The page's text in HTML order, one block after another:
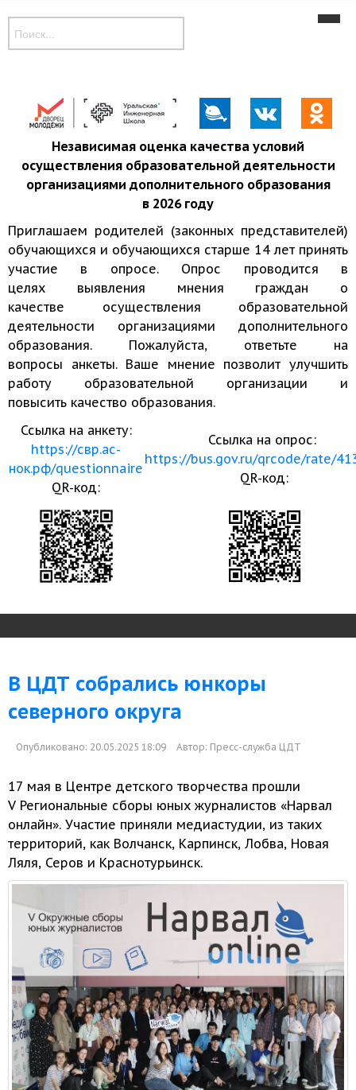
Независимая оценка качества условий
осуществления образовательной деятельности
организациями дополнительного образования
в 2026 году
Приглашаем родителей (законных представителей)
обучающихся и обучающихся старше 14 лет принять
участие в опросе. Опрос проводится в
целях выявления мнения граждан о
качестве осуществления образовательной
деятельности организациями дополнительного
образования. Пожалуйста, ответьте на
вопросы анкеты. Ваше мнение позволит улучшить
работу образовательной организации и
повысить качество образования.
Ссылка на анкету:
https://свр.ас-
нок.рф/questionnaire
QR-код:
Ссылка на опрос:
https://bus.gov.ru/qrcode/rate/
QR-код:
Наши объединения
Контакты
В ЦДТ собрались юнкоры
северного округа
Опубликовано: 20.05.2025 18:09 Автор: Пресс-служба ЦДТ
17 мая в Центре детского творчества прошли
V Региональные сборы юных журналистов «Нарвал
онлайн». Участие приняли медиастудии, из таких
территорий, как Волчанск, Карпинск, Лобва, Новая
Ляля, Серов и Краснотурьинск.